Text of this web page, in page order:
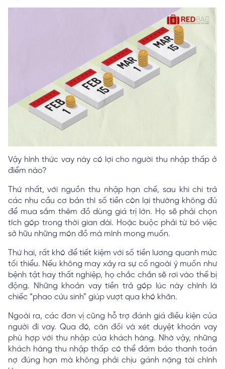
Vậy hình thức vay này có lợi cho người thu nhập thấp ở
điểm nào?
Thứ nhất, với nguồn thu nhập hạn chế, sau khi chi trả
các nhu cầu cơ bản thì số tiền còn lại thường không đủ
để mua sắm thêm đồ dùng giá trị lớn. Họ sẽ phải chọn
tích góp trong thời gian dài. Hoặc buộc phải từ bỏ việc
sở hữu những món đồ mà mình mong muốn.
Thứ hai, rất khó để tiết kiệm với số tiền lương quanh mức
tối thiểu. Nếu không may xảy ra sự cố ngoài ý muốn như
bệnh tật hay thất nghiệp, họ chắc chắn sẽ rơi vào thế bị
động. Những khoản vay tiền trả góp lúc này chính là
chiếc “phao cứu sinh” giúp vượt qua khó khăn.
Ngoài ra, các đơn vị cũng hỗ trợ đánh giá điều kiện của
người đi vay. Qua đó, cân đối và xét duyệt khoản vay
phù hợp với thu nhập của khách hàng. Nhờ vậy, những
khách hàng thu nhập thấp có thể đảm bảo thanh toán
nợ đúng hạn mà không phải chịu gánh nặng tài chính